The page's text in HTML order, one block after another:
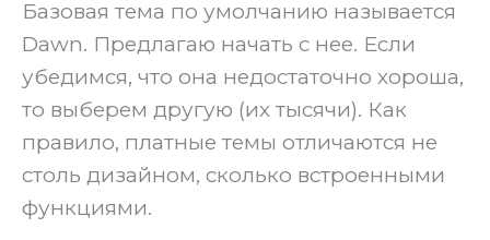
Базовая тема по умолчанию называется
Dawn. Предлагаю начать с нее. Если
убедимся, что она недостаточно хороша,
то выберем другую (их тысячи). Как
правило, платные темы отличаются не
столь дизайном, сколько встроенными
функциями.